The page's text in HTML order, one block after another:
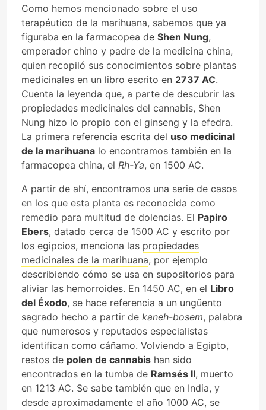
Como hemos mencionado sobre el uso
terapéutico de la marihuana, sabemos que ya
figuraba en la farmacopea de Shen Nung,
emperador chino y padre de la medicina china,
quien recopiló sus conocimientos sobre plantas
medicinales en un libro escrito en 2737 AC.
Cuenta la leyenda que, a parte de descubrir las
propiedades medicinales del cannabis, Shen
Nung hizo lo propio con el ginseng y la efedra.
La primera referencia escrita del uso medicinal
de la marihuana lo encontramos también en la
farmacopea china, el Rh-Ya, en 1500 AC.
A partir de ahí, encontramos una serie de casos
en los que esta planta es reconocida como
remedio para multitud de dolencias. El Papiro
Ebers, datado cerca de 1500 AC y escrito por
los egipcios, menciona las propiedades
medicinales de la marihuana, por ejemplo
describiendo cómo se usa en supositorios para
aliviar las hemorroides. En 1450 AC, en el Libro
del Éxodo, se hace referencia a un ungüento
sagrado hecho a partir de kaneh-bosem, palabra
que numerosos y reputados especialistas
identifican como cáñamo. Volviendo a Egipto,
restos de polen de cannabis han sido
encontrados en la tumba de Ramsés II, muerto
en 1213 AC. Se sabe también que en India, y
desde aproximadamente el año 1000 AC, se